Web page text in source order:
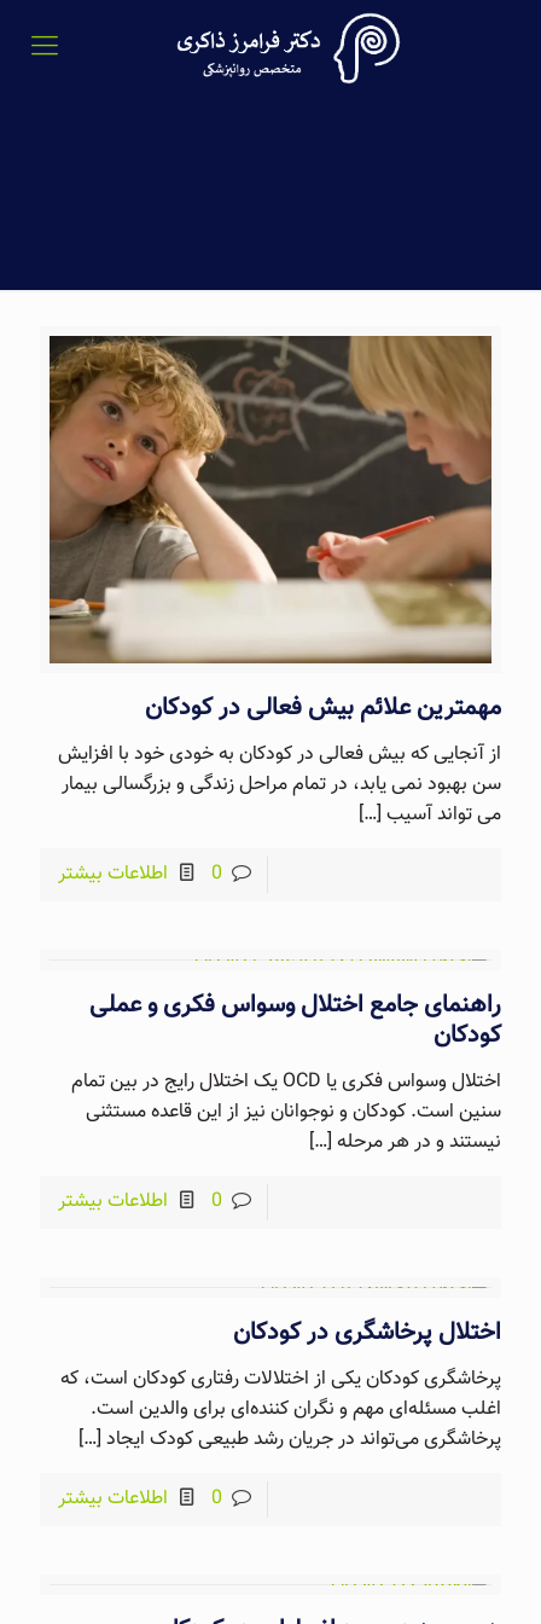
مهمترین علائم بیش فعالی در کودکان
از آنجایی که بیش فعالی در کودکان به خودی خود با افزایش
سن بهبود نمی یابد، در تمام مراحل زندگی و بزرگسالی بیمار
می تواند آسیب […]
0
اطلاعات بیشتر
راهنمای جامع اختلال وسواس فکری و عملی
کودکان
اختلال وسواس فکری یا OCD یک اختلال رایج در بین تمام
سنین است. کودکان و نوجوانان نیز از این قاعده مستثنی
نیستند و در هر مرحله […]
0
اطلاعات بیشتر
اختلال پرخاشگری در کودکان
پرخاشگری کودکان یکی از اختلالات رفتاری کودکان است، که
اغلب مسئله‌ای مهم و نگران کننده‌ای برای والدین است.
پرخاشگری می‌تواند در جریان رشد طبیعی کودک ایجاد […]
0
اطلاعات بیشتر